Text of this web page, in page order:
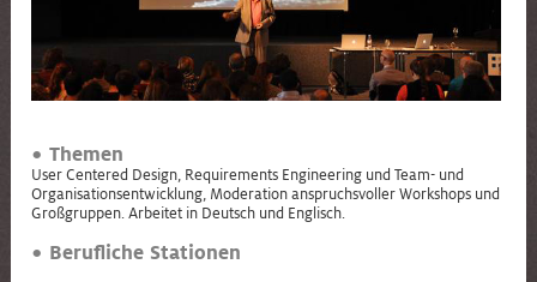
Themen
User Centered Design, Requirements Engineering und Team- und
Organisationsentwicklung, Moderation anspruchsvoller Workshops und
Großgruppen. Arbeitet in Deutsch und Englisch.
Berufliche Stationen